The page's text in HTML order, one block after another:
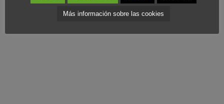
Más información sobre las cookies